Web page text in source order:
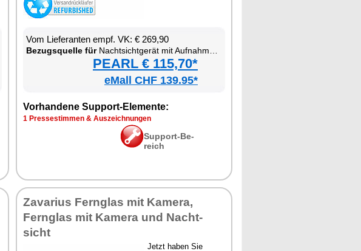
Vom Lie­fe­ran­ten empf. VK: € 269,90
Be­zugs­quel­le fürNacht­sicht­ge­rät mit Auf­nah­me­funk­ti­on
PEARL € 115,70*
eMall CHF 139.95*
Vor­han­de­ne Sup­port-Ele­men­te:
1 Pres­se­stim­men & Aus­zeich­nun­gen
Sup­port-Be­
reich
Za­va­ri­us Fern­glas mit Ka­me­ra,
Fern­glas mit Ka­me­ra und Nacht­
sicht
Jetzt ha­ben Sie